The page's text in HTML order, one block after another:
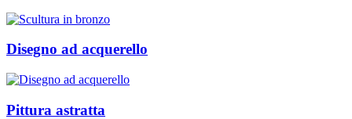
Disegno ad acquerello
Pittura astratta